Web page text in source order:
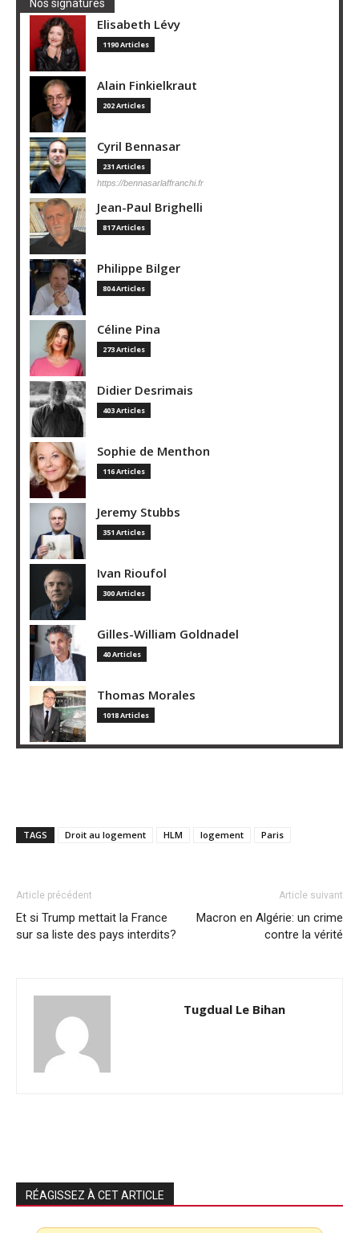
Nos signatures
Elisabeth Lévy
1190 Articles
Alain Finkielkraut
202 Articles
Cyril Bennasar
231 Articles
https://bennasarlaffranchi.fr
Jean-Paul Brighelli
817 Articles
Philippe Bilger
804 Articles
Céline Pina
273 Articles
Didier Desrimais
403 Articles
Sophie de Menthon
116 Articles
Jeremy Stubbs
351 Articles
Ivan Rioufol
300 Articles
Gilles-William Goldnadel
40 Articles
Thomas Morales
1018 Articles
TAGS Droit au logement HLM logement Paris
Article précédent
Et si Trump mettait la France
sur sa liste des pays interdits?
Article suivant
Macron en Algérie: un crime
contre la vérité
Tugdual Le Bihan
RÉAGISSEZ À CET ARTICLE